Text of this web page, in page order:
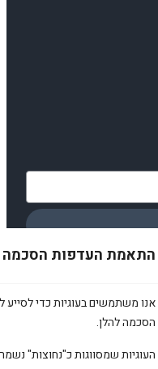
להציג תוכן מותאם ולנתח
לכך.
אשר הכל
התאמת העדפות הסכמה
אנו משתמשים בעוגיות כדי לסייע
הסכמה להלן.
העוגיות שמסווגות כ"נחוצות"